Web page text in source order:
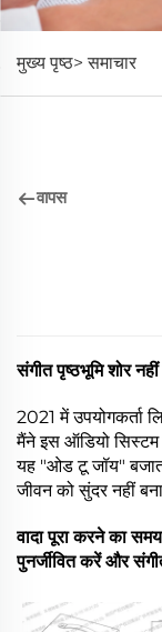
मुख्य पृष्ठ> समाचार
वापस
संगीत पृष्ठभूमि शोर
2021 में उपयोगकर्ता
मैंने इस ऑडियो
यह "ओड टू जॉय"
जीवन को सुंदर नहीं
वादा पूरा करने का
पुनर्जीवित करें और